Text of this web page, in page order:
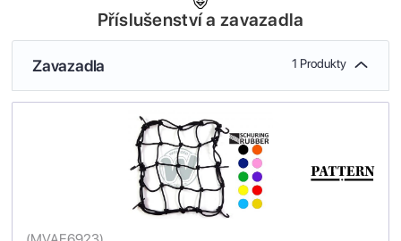
Příslušenství a zavazadla
Zavazadla 1 Produkty